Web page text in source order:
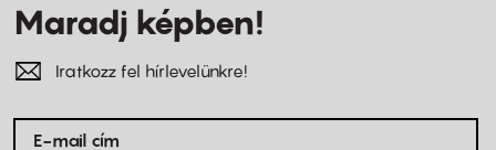
Maradj képben!
Iratkozz fel hírlevelünkre!